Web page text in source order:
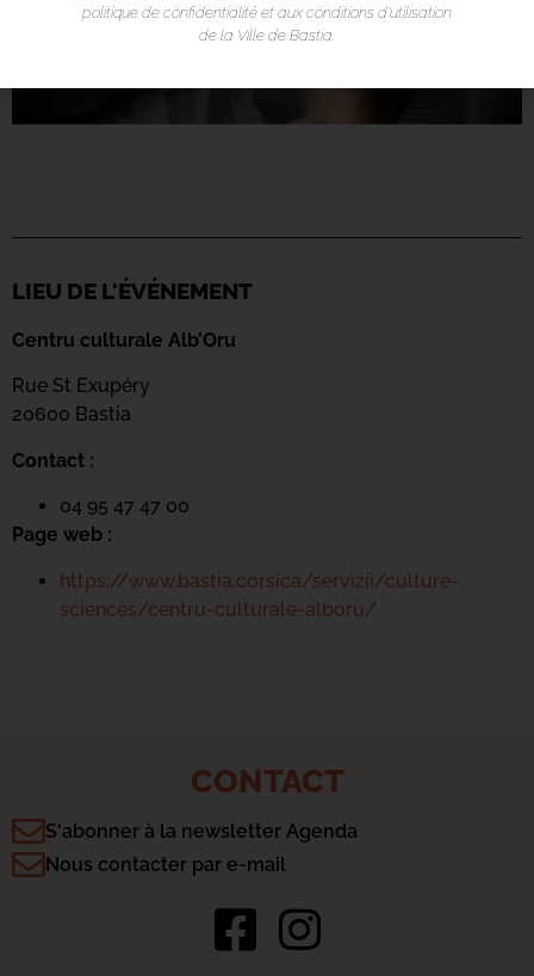
LIEU DE L'ÉVÉNEMENT
Centru culturale Alb’Oru
Rue St Exupéry
20600 Bastia
Contact :
04 95 47 47 00
Page web :
https://www.bastia.corsica/servizii/culture-
sciences/centru-culturale-alboru/
CONTACT
S'abonner à la newsletter Agenda
Nous contacter par e-mail
politique de confidentialité et aux conditions d’utilisation
de la Ville de Bastia.